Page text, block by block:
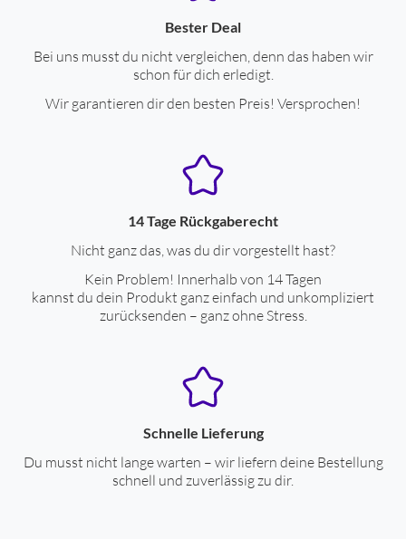
Bester Deal
Bei uns musst du nicht vergleichen, denn das haben wir
schon für dich erledigt.
Wir garantieren dir den besten Preis! Versprochen!
14 Tage Rückgaberecht
Nicht ganz das, was du dir vorgestellt hast?
Kein Problem! Innerhalb von 14 Tagen
kannst du dein Produkt ganz einfach und unkompliziert
zurücksenden – ganz ohne Stress.
Schnelle Lieferung
Du musst nicht lange warten – wir liefern deine Bestellung
schnell und zuverlässig zu dir.